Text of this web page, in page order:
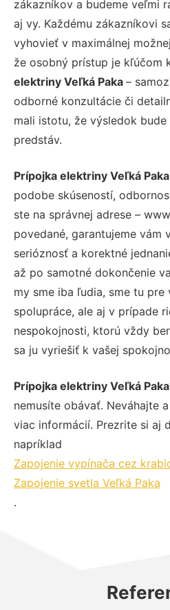
zákazníkov a budeme veľmi
aj vy. Každému zákazníkovi
vyhovieť v maximálnej
že osobný prístup je kľúčom
elektriny Veľká Paka –
odborné konzultácie či
mali istotu, že výsledok
predstáv.
Prípojka elektriny Veľká Paka
podobe skúseností,
ste na správnej adrese –
povedané, garantujeme vám
serióznosť a korektné
až po samotné dokončenie
my sme iba ľudia, sme tu pre
spolupráce, ale aj v prípade
nespokojnosti, ktorú vždy
sa ju vyriešiť k vašej
Prípojka elektriny Veľká Paka
nemusíte obávať. Neváhajte
viac informácií. Prezrite si aj
napríklad
Zapojenie vypínača cez
Zapojenie svetla Veľká Paka
.